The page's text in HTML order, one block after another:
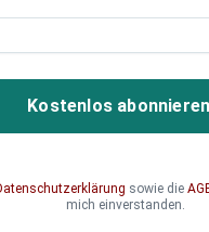
Ukraine:
Tief
am Mittwoch auf
Kostenlos
sowie die
mich einverstanden.